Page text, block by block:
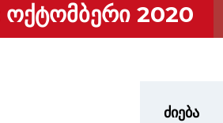
ᲝᲥᲢᲝᲛᲑᲔᲠᲘ 2020
ძიება